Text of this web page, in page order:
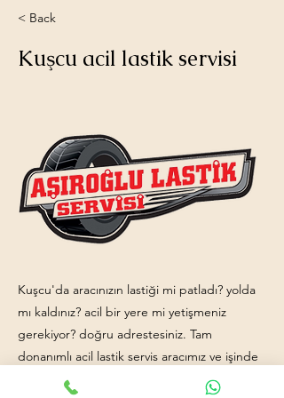
< Back
Kuşcu acil lastik servisi
Kuşcu'da aracınızın lastiği mi patladı? yolda
mı kaldınız? acil bir yere mi yetişmeniz
gerekiyor? doğru adrestesiniz. Tam
donanımlı acil lastik servis aracımız ve işinde
uzman ekip arkadaşlarımız ile